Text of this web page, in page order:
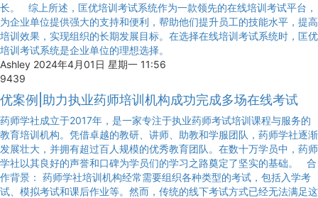
长。 综上所述，匡优培训考试系统作为一款领先的在线培训考试平台，
为企业单位提供强大的支持和便利，帮助他们提升员工的技能水平，提高
培训效果，实现组织的长期发展目标。在选择在线培训考试系统时，匡优
培训考试系统是企业单位的理想选择。
Ashley 2024年4月01日 星期一 11:56
9439
优案例|助力执业药师培训机构成功完成多场在线考试
药师学社成立于2017年，是一家专注于执业药师考试培训课程与服务的
教育培训机构。凭借卓越的教研、讲师、助教和学服团队，药师学社逐渐
发展壮大，并拥有超过百人规模的优秀教育团队。在数十万学员中，药师
学社以其良好的声誉和口碑为学员们的学习之路奠定了坚实的基础。 合
作背景： 药师学社培训机构经常需要组织各种类型的考试，包括入学考
试、模拟考试和课后作业等。然而，传统的线下考试方式已经无法满足这